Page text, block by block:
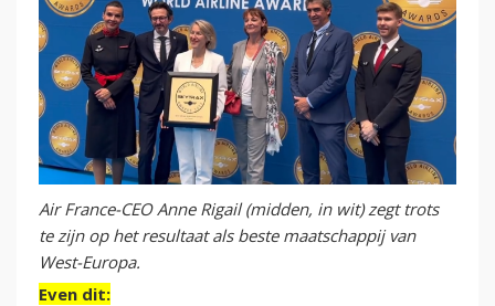
Air France-CEO Anne Rigail (midden, in wit) zegt trots
te zijn op het resultaat als beste maatschappij van
West-Europa.
Even dit: